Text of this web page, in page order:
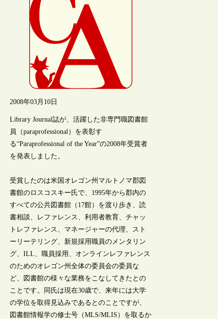
2008年03月10日
Library Journal誌が、活躍した非専門職図書館
員（paraprofessional）を表彰す
る“Paraprofessional of the Year”の2008年受賞者
を発表しました。
受賞したのは米国オレゴン州マルトノマ郡図
書館のロスコスキー氏で、1995年から郡内の
すべての公共図書館（17館）を渡り歩き、読
書相談、レファレンス、利用者教育、チャッ
トレファレンス、マネージャーの代理、スト
ーリーテリング、新規採用職員のメンタリン
グ、ILL、職員採用、オンラインレファレンス
のためのオレゴン州全体の委員会の委員な
ど、図書館の様々な業務をこなしてきたとの
ことです。同氏は現在30歳で、来年には大学
の学位を取得見込みであるとのことですが、
図書館情報学の修士号（MLS/MLIS）を取るか